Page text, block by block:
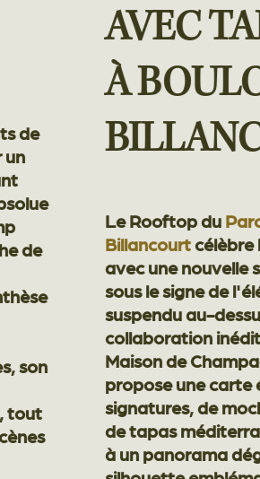
de
un
de
son
tout
AVEC
À
Le Rooftop du
Billancourtcélèbre
avec une nouvelle
sous le signe de
suspendu au-
collaboration
Maison de
propose une carte
signatures, de
de tapas
à un panorama